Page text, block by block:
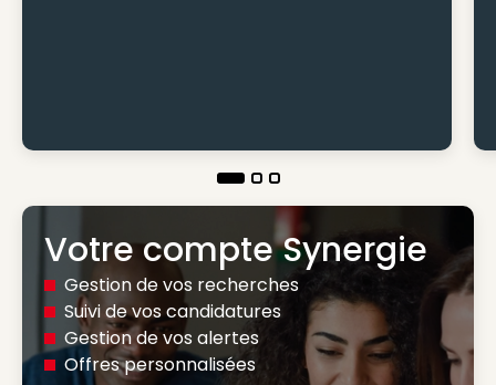
Votre compte Synergie
Gestion de vos recherches
Suivi de vos candidatures
Gestion de vos alertes
Offres personnalisées